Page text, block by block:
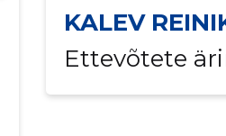
KALEV
Ettevõtete